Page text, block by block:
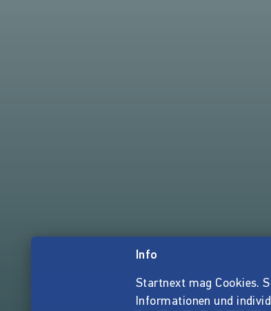
Info
Startnext mag Cookies.
Informationen und